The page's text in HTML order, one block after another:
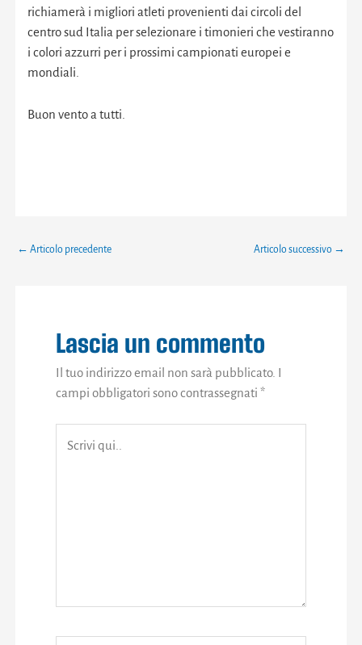
richiamerà i migliori atleti provenienti dai circoli del
centro sud Italia per selezionare i timonieri che vestiranno
i colori azzurri per i prossimi campionati europei e
mondiali.
Buon vento a tutti.
← Articolo precedente Articolo successivo →
Lascia un commento
Il tuo indirizzo email non sarà pubblicato.
campi obbligatori sono contrassegnati*
qui..